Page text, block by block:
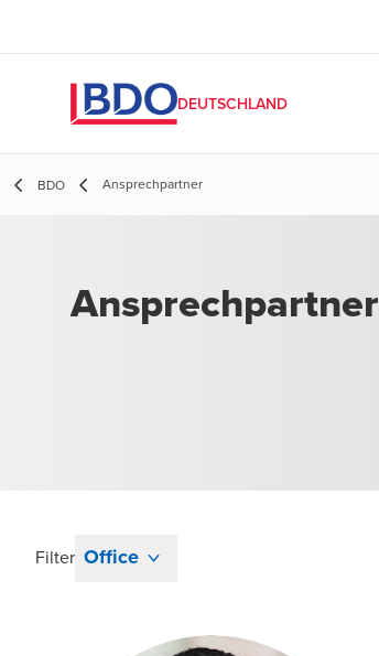
DEUTSCHLAND
BDO Ansprechpartner
Ansprechpartner
Filter Office